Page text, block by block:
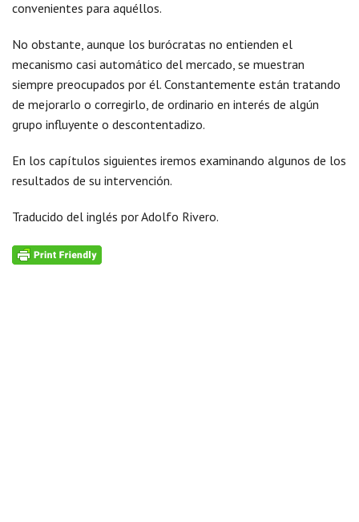
convenientes para aquéllos.
No obstante, aunque los burócratas no entienden el
mecanismo casi automático del mercado, se muestran
siempre preocupados por él. Constantemente están tratando
de mejorarlo o corregirlo, de ordinario en interés de algún
grupo influyente o descontentadizo.
En los capítulos siguientes iremos examinando algunos de los
resultados de su intervención.
Traducido del inglés por Adolfo Rivero.